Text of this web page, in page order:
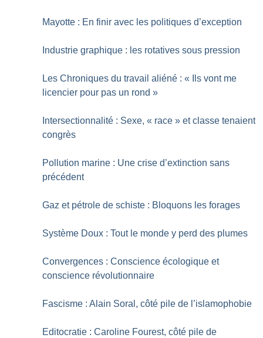
Mayotte : En finir avec les politiques d’exception
Industrie graphique : les rotatives sous pression
Les Chroniques du travail aliéné : «
Ils vont me
licencier pour pas un rond »
Intersectionnalité : Sexe, « race » et classe tenaient
congrès
Pollution marine : Une crise d’extinction sans
précédent
Gaz et pétrole de schiste : Bloquons les forages
Système Doux : Tout le monde y perd des plumes
Convergences : Conscience écologique et
conscience révolutionnaire
Fascisme : Alain Soral, côté pile de l’islamophobie
Editocratie : Caroline Fourest, côté pile de